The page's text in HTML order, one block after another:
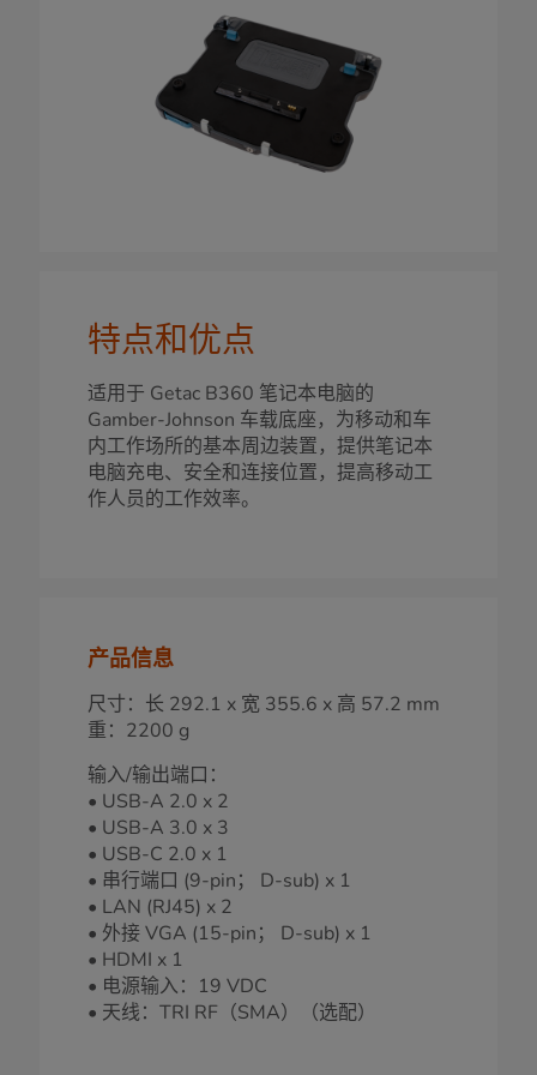
特点和优点
适用于 Getac B360 笔记本电脑的
Gamber-Johnson 车载底座，为移动和车
内工作场所的基本周边装置，提供笔记本
电脑充电、安全和连接位置，提高移动工
作人员的工作效率。
产品信息
尺寸：长 292.1 x 宽 355.6 x 高 57.2 mm
重：2200 g
输入/输出端口：
• USB-A 2.0 x 2
• USB-A 3.0 x 3
• USB-C 2.0 x 1
• 串行端口 (9-pin； D-sub) x 1
• LAN (RJ45) x 2
• 外接 VGA (15-pin； D-sub) x 1
• HDMI x 1
• 电源输入：19 VDC
• 天线：TRI RF（SMA）（选配）